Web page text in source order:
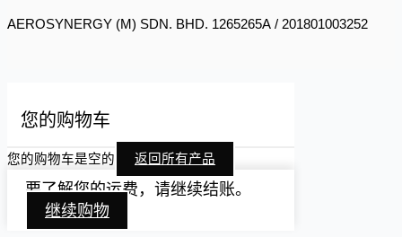
AEROSYNERGY (M) SDN. BHD. 1265265A / 201801003252
您的购物车
您的购物车是空的 返回所有产品
要了解您的运费，请继续结账。
继续购物